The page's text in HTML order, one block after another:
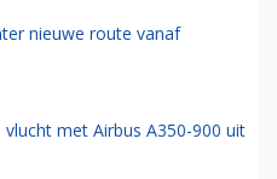
nieuwe route vanaf
met Airbus A350-900 uit